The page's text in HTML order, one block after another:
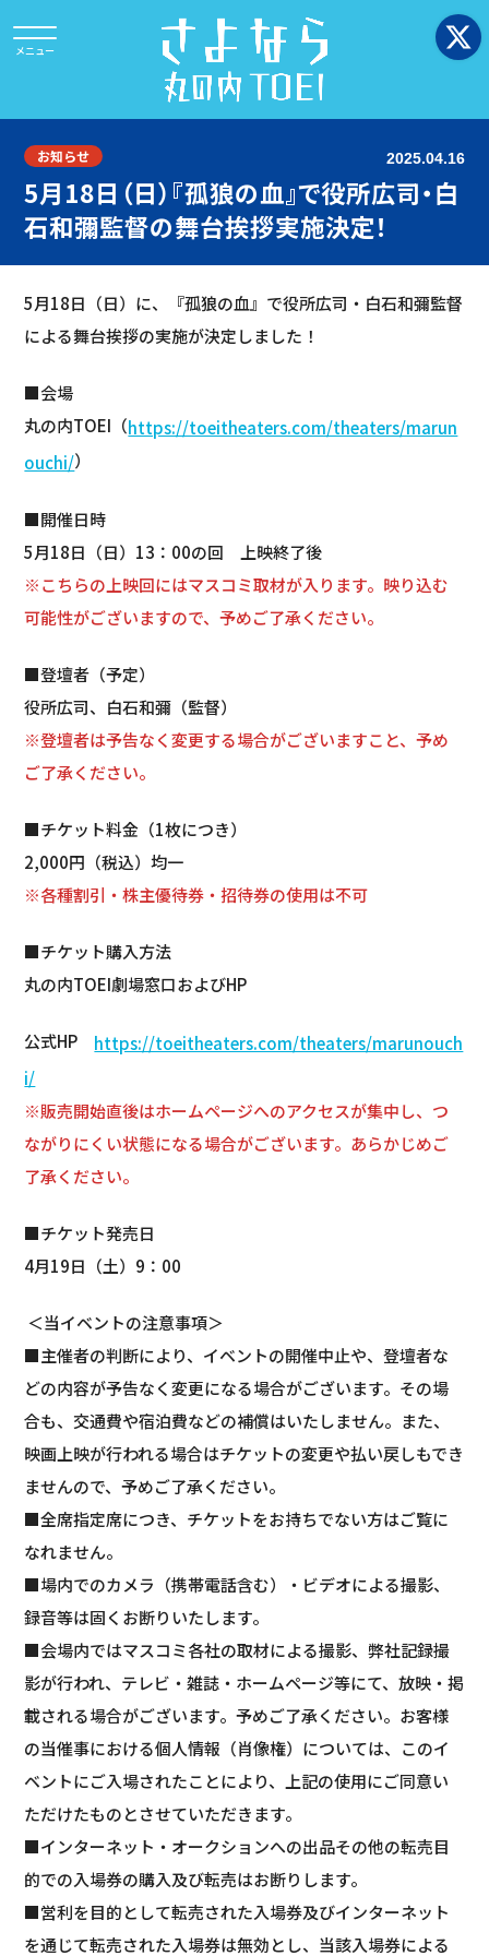
2025.04.16
お知らせ
5月18日（日）『孤狼の血』で役所広司・白
石和彌監督の舞台挨拶実施決定！
5月18日（日）に、『孤狼の血』で役所広司・白石和彌監督
による舞台挨拶の実施が決定しました！
■会場
丸の内TOEI（https://toeitheaters.com/theaters/marun
ouchi/）
■開催日時
5月18日（日）13：00の回 上映終了後
※こちらの上映回にはマスコミ取材が入ります。映り込む
可能性がございますので、予めご了承ください。
■登壇者（予定）
役所広司、白石和彌（監督）
※登壇者は予告なく変更する場合がございますこと、予め
ご了承ください。
■チケット料金（1枚につき）
2,000円（税込）均一
※各種割引・株主優待券・招待券の使用は不可
■チケット購入方法
丸の内TOEI劇場窓口およびHP
公式HP https://toeitheaters.com/theaters/marunouch
i/
※販売開始直後はホームページへのアクセスが集中し、つ
ながりにくい状態になる場合がございます。あらかじめご
了承ください。
■チケット発売日
4月19日（土）9：00
＜当イベントの注意事項＞
■主催者の判断により、イベントの開催中止や、登壇者な
どの内容が予告なく変更になる場合がございます。その場
合も、交通費や宿泊費などの補償はいたしません。また、
映画上映が行われる場合はチケットの変更や払い戻しもでき
ませんので、予めご了承ください。
■全席指定席につき、チケットをお持ちでない方はご覧に
なれません。
■場内でのカメラ（携帯電話含む）・ビデオによる撮影、
録音等は固くお断りいたします。
■会場内ではマスコミ各社の取材による撮影、弊社記録撮
影が行われ、テレビ・雑誌・ホームページ等にて、放映・掲
載される場合がございます。予めご了承ください。お客様
の当催事における個人情報（肖像権）については、このイ
ベントにご入場されたことにより、上記の使用にご同意い
ただけたものとさせていただきます。
■インターネット・オークションへの出品その他の転売目
的での入場券の購入及び転売はお断りします。
■営利を目的として転売された入場券及びインターネット
を通じて転売された入場券は無効とし、当該入場券による